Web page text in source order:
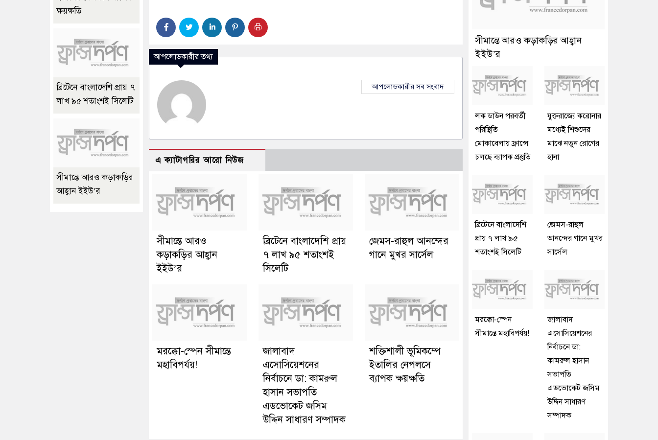
আপলোডকারীর তথ্য
আপলোডকারীর সব সংবাদ
এ ক্যাটাগরির আরো নিউজ
সীমান্তে আরও
কড়াকড়ির আহ্বান
ইইউ’র
ব্রিটেনে বাংলাদেশি প্রায়
৭ লাখ ৯৫ শতাংশই
সিলেটি
জেমস-রাহুল আনন্দের
গানে মুখর সার্সেল
মরক্কো-স্পেন সীমান্তে
মহাবিপর্যয়!
জালাবাদ
এসোসিয়েশনের
নির্বাচনে ডা: কামরুল
হাসান সভাপতি
এডভোকেট জসিম
উদ্দিন সাধারণ সম্পাদক
শক্তিশালী ভূমিকম্পে
ইতালির নেপলসে
ব্যাপক ক্ষয়ক্ষতি
ক্ষয়ক্ষতি
ব্রিটেনে বাংলাদেশি প্রায় ৭
লাখ ৯৫ শতাংশই সিলেটি
সীমান্তে আরও কড়াকড়ির
আহ্বান ইইউ’র
সীমান্তে আরও কড়াকড়ির আহ্বান
ইইউ’র
লক ডাউন পরবর্তী
পরিস্থিতি
মোকাবেলায় ফ্রান্সে
চলছে ব্যাপক প্রস্তুতি
যুক্তরাজ্যে করোনার
মধ্যেই শিশুদের
মাঝে নতুন রোগের
হানা
ব্রিটেনে বাংলাদেশি
প্রায় ৭ লাখ ৯৫
শতাংশই সিলেটি
জেমস-রাহুল
আনন্দের গানে মুখর
সার্সেল
মরক্কো-স্পেন
সীমান্তে মহাবিপর্যয়!
জালাবাদ
এসোসিয়েশনের
নির্বাচনে ডা:
কামরুল হাসান
সভাপতি
এডভোকেট জসিম
উদ্দিন সাধারণ
সম্পাদক